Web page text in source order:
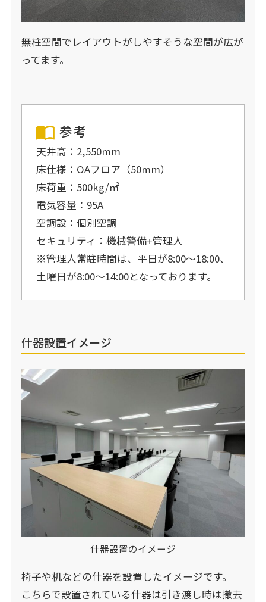
無柱空間でレイアウトがしやすそうな空間が広が
ってます。
参考
天井高：2,550mm
床仕様：OAフロア（50mm）
床荷重：500kg/㎡
電気容量：95A
空調設：個別空調
セキュリティ：機械警備+管理人
※管理人常駐時間は、平日が8:00～18:00、
土曜日が8:00～14:00となっております。
什器設置イメージ
什器設置のイメージ
椅子や机などの什器を設置したイメージです。
こちらで設置されている什器は引き渡し時は撤去